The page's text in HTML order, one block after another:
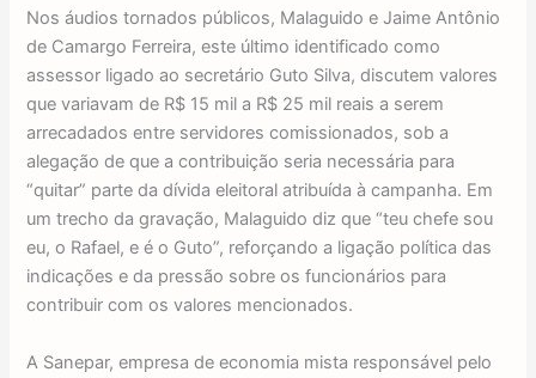
Nos áudios tornados públicos, Malaguido e Jaime Antônio
de Camargo Ferreira, este último identificado como
assessor ligado ao secretário Guto Silva, discutem valores
que variavam de R$ 15 mil a R$ 25 mil reais a serem
arrecadados entre servidores comissionados, sob a
alegação de que a contribuição seria necessária para
“quitar” parte da dívida eleitoral atribuída à campanha. Em
um trecho da gravação, Malaguido diz que “teu chefe sou
eu, o Rafael, e é o Guto”, reforçando a ligação política das
indicações e da pressão sobre os funcionários para
contribuir com os valores mencionados.
A Sanepar, empresa de economia mista responsável pelo